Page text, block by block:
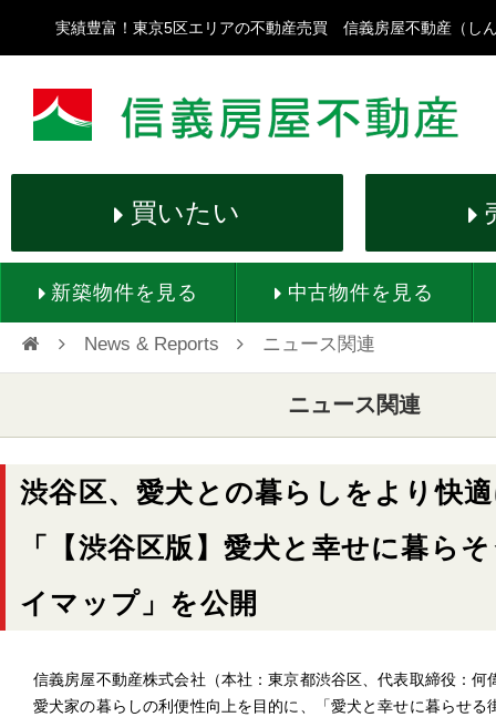
実績豊富！東京5区エリアの不動産売買 信義房屋不動産（し
買いたい
新築物件を見る 中古物件を見る
 News & Reports ニュース関連
ニュース関連
渋谷区、愛犬との暮らしをより快
「【渋谷区版】愛犬と幸せに暮ら
イマップ」を公開
信義房屋不動産株式会社（本社：東京都渋谷区、代表取締役：何
愛犬家の暮らしの利便性向上を目的に、「愛犬と幸せに暮らせる